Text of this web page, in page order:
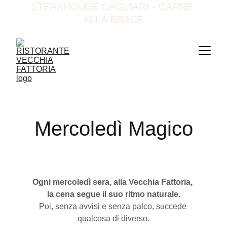
STEAKHOUSE CAGLIARI - CARNE
ALLA BRACE
Mercoledì Magico
Ogni mercoledì sera, alla Vecchia Fattoria,
la cena segue il suo ritmo naturale.
Poi, senza avvisi e senza palco, succede
qualcosa di diverso.